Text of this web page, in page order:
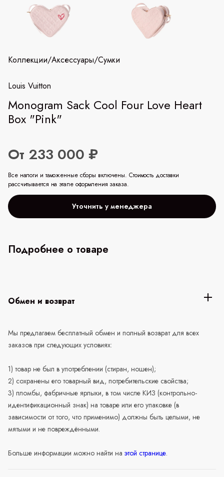
Коллекции/Аксессуары/Сумки
Louis Vuitton
Monogram Sack Cool Four Love Heart
Box "Pink"
От 233 000 ₽
Все налоги и таможенные сборы включены. Стоимость доставки
рассчитывается на этапе оформления заказа.
Уточнить у менеджера
Подробнее о товаре
Обмен и возврат
Мы предлагаем бесплатный обмен и полный возврат для всех
заказов при следующих условиях:
1) товар не был в употреблении (стиран, ношен);
2) сохранены его товарный вид, потребительские свойства;
3) пломбы, фабричные ярлыки, в том числе КИЗ (контрольно-
идентификационный знак) на товаре или его упаковке (в
зависимости от того, что применимо) должны быть целыми, не
мятыми и не повреждёнными.
Больше информации можно найти на этой странице.